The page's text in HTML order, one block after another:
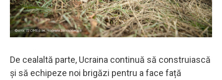
De cealaltă parte, Ucraina continuă să construiască
și să echipeze noi brigăzi pentru a face față